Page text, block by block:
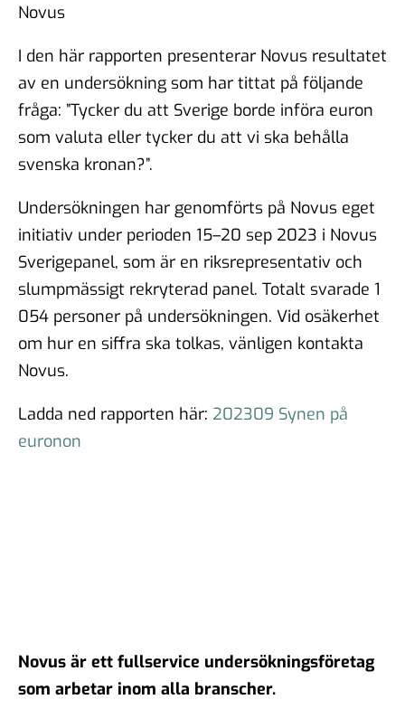
Novus
I den här rapporten presenterar Novus resultatet
av en undersökning som har tittat på följande
fråga: ”Tycker du att Sverige borde införa euron
som valuta eller tycker du att vi ska behålla
svenska kronan?”.
Undersökningen har genomförts på Novus eget
initiativ under perioden 15–20 sep 2023 i Novus
Sverigepanel, som är en riksrepresentativ och
slumpmässigt rekryterad panel. Totalt svarade 1
054 personer på undersökningen. Vid osäkerhet
om hur en siffra ska tolkas, vänligen kontakta
Novus.
Ladda ned rapporten här: 202309 Synen på
euronon
Novus är ett fullservice undersökningsföretag
som arbetar inom alla branscher.